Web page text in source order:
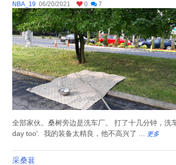
NBA_19 06/20/2021 0 7
全部家伙。桑树旁边是洗车厂。 打了十几分钟，洗
day too'. 我的装备太精良，他不高兴了 ...
更多
采桑葚